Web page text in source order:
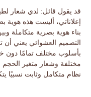
قد يقول قائل: لدي شعار
إعلاناتي، أليست هذه
بناء هوية بصرية متكاملة
التصميم العشوائي يعني أن
بأسلوب مختلف تمامًا دون
مختلفة وشعار متغير الحجم
نظام متكامل وثابت نسبيًا